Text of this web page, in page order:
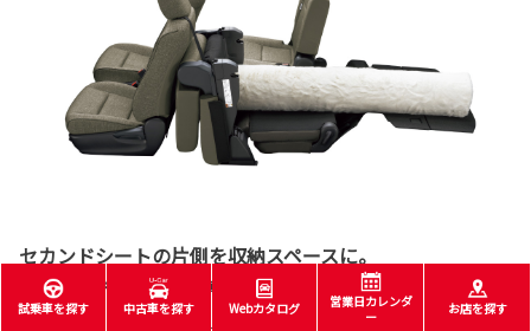
セカンドシートの片側を収納スペースに。
ハーフラゲージモード（最大3名乗車）
試乗車を探す 中古車を探す Webカタログ
営業日カレンダ
ー
お店を探す